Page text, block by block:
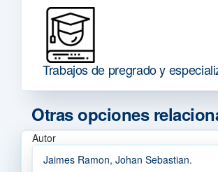
Trabajos de pregrado y
Otras opciones
Autor
Jaimes Ramon, Johan Sebastian.